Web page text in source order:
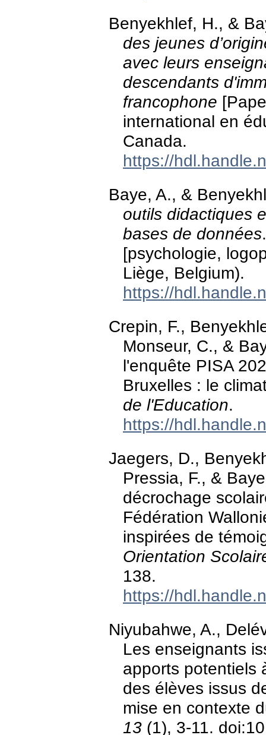
Benyekhlef, H., &
des jeunes
avec leurs
descendants
francophone
international en
Canada.
https://
Baye, A., &
outils didactiques
bases de données
[psychologie,
Liège, Belgium).
https://
Crepin, F.,
Monseur, C., &
l'enquête PISA
Bruxelles : le
de l'Education.
https://
Jaegers, D.,
Pressia, F., &
décrochage
Fédération
inspirées de
Orientation
138.
https://
Niyubahwe, A.,
Les enseignants
apports potentiels
des élèves issus
mise en contexte
13 (1), 3-11.